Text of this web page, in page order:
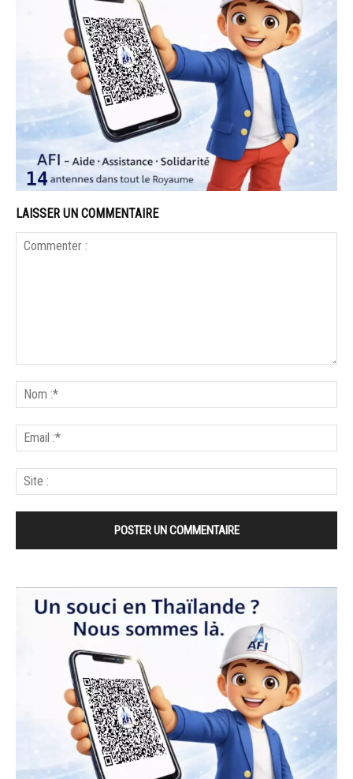
LAISSER UN COMMENTAIRE